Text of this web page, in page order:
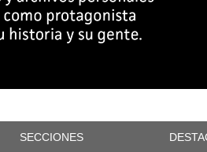
SECCIONES